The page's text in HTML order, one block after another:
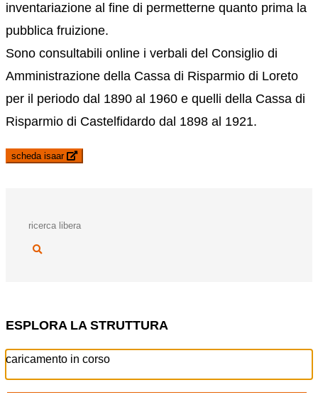
inventariazione al fine di permetterne quanto prima la
pubblica fruizione.
Sono consultabili online i verbali del Consiglio di
Amministrazione della Cassa di Risparmio di Loreto
per il periodo dal 1890 al 1960 e quelli della Cassa di
Risparmio di Castelfidardo dal 1898 al 1921.
scheda isaar
ESPLORA LA STRUTTURA
caricamento in corso